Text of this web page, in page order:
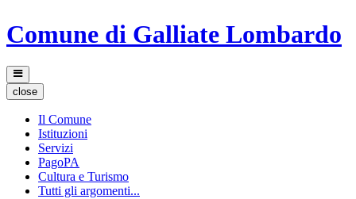
Comune di Galliate Lombardo
close
Il Comune
Istituzioni
Servizi
PagoPA
Cultura e Turismo
Tutti gli argomenti...